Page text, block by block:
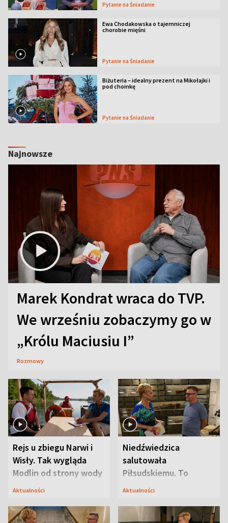
Pytanie na Śniadanie
Ewa Chodakowska o tajemniczej
chorobie mięśni
Pytanie na Śniadanie
Biżuteria – idealny prezent na Mikołajki i
pod choinkę
Pytanie na Śniadanie
Najnowsze
Marek Kondrat wraca do TVP.
We wrześniu zobaczymy go w
„Królu Maciusiu I”
Rozmowy
Rejs u zbiegu Narwi i
Wisły. Tak wygląda
Modlin od strony wody
Aktualności
Niedźwiedzica
salutowała
Piłsudskiemu. To
niejedyna tajemnica
Aktualności